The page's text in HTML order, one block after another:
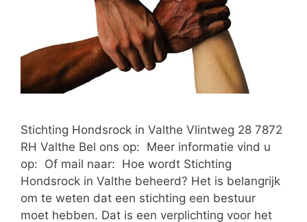
Stichting Hondsrock in Valthe Vlintweg 28 7872
RH Valthe Bel ons op: Meer informatie vind u
op: Of mail naar: Hoe wordt Stichting
Hondsrock in Valthe beheerd? Het is belangrijk
om te weten dat een stichting een bestuur
moet hebben. Dat is een verplichting voor het